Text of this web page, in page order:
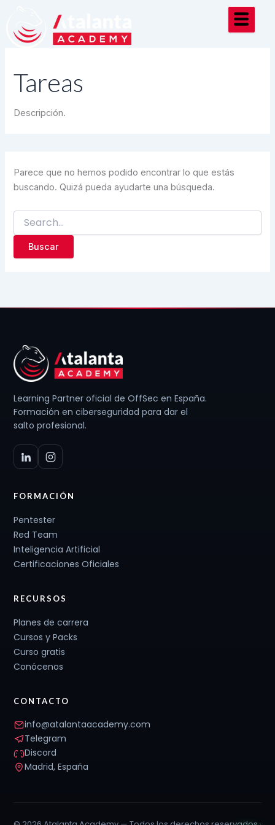
contenido
Tareas
Descripción.
Parece que no hemos podido encontrar lo que estás
buscando. Quizá pueda ayudarte una búsqueda.
Learning Partner oficial de OffSec en España.
Formación en ciberseguridad para dar el
salto profesional.
FORMACIÓN
Pentester
Red Team
Inteligencia Artificial
Certificaciones Oficiales
RECURSOS
Planes de carrera
Cursos y Packs
Curso gratis
Conócenos
CONTACTO
info@atalantaacademy.com
Telegram
Discord
Madrid, España